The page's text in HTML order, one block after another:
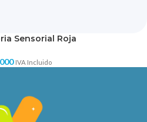
Sensorial Roja
IVA Incluido